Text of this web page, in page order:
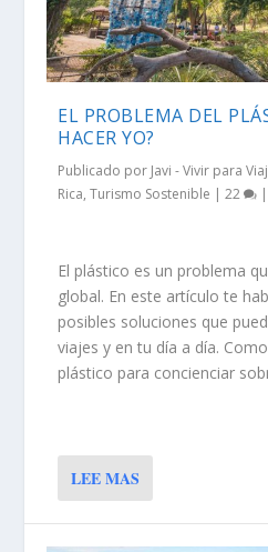
EL PROBLEMA DEL
HACER YO?
Publicado por Javi - Vivir para
Rica,Turismo Sostenible |22
El plástico es un problema
global. En este artículo te
posibles soluciones que
viajes y en tu día a día.
plástico para concienciar
LEE MAS